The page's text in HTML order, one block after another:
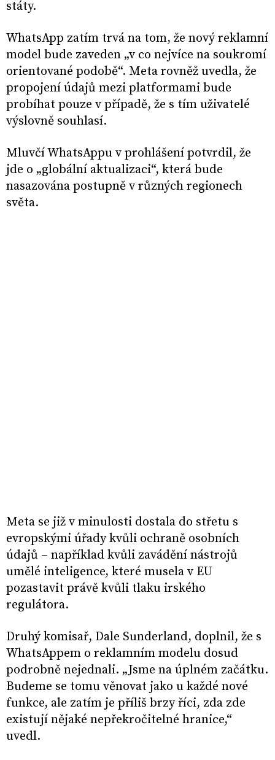
státy.
WhatsApp zatím trvá na tom, že nový reklamní
model bude zaveden „v co nejvíce na soukromí
orientované podobě“. Meta rovněž uvedla, že
propojení údajů mezi platformami bude
probíhat pouze v případě, že s tím uživatelé
výslovně souhlasí.
Mluvčí WhatsAppu v prohlášení potvrdil, že
jde o „globální aktualizaci“, která bude
nasazována postupně v různých regionech
světa.
Meta se již v minulosti dostala do střetu s
evropskými úřady kvůli ochraně osobních
údajů – například kvůli zavádění nástrojů
umělé inteligence, které musela v EU
pozastavit právě kvůli tlaku irského
regulátora.
Druhý komisař, Dale Sunderland, doplnil, že s
WhatsAppem o reklamním modelu dosud
podrobně nejednali. „Jsme na úplném začátku.
Budeme se tomu věnovat jako u každé nové
funkce, ale zatím je příliš brzy říci, zda zde
existují nějaké nepřekročitelné hranice,“
uvedl.